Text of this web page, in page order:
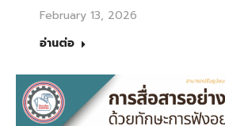
February 13, 2026
อ่านต่อ